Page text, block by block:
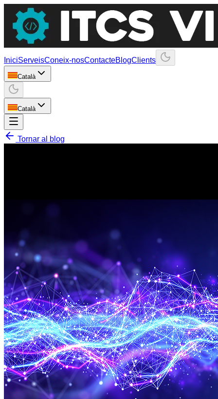
IniciServeisConeix-nosContacteBlogClients
Català
Català
Tornar al blog